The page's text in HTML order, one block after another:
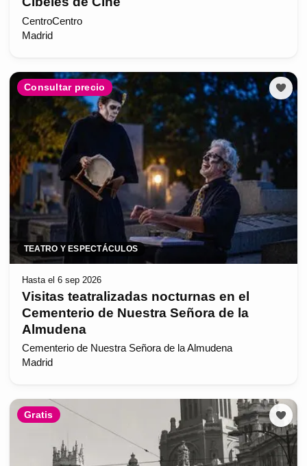
CentroCentro
Madrid
Consultar precio
TEATRO Y ESPECTÁCULOS
Hasta el 6 sep 2026
Visitas teatralizadas nocturnas en el
Cementerio de Nuestra Señora de la
Almudena
Cementerio de Nuestra Señora de la Almudena
Madrid
Gratis